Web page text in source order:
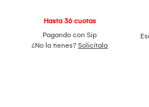
Hasta 36 cuotas
Pagando con Sip
¿No la tienes? Solicítala